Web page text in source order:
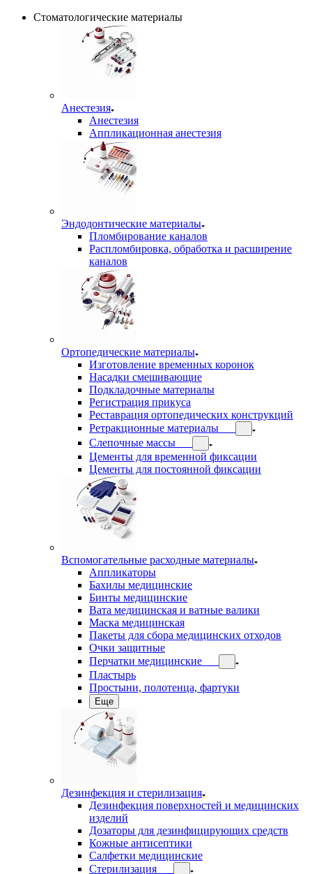
Стоматологические материалы
Анестезия
Анестезия
Аппликационная анестезия
Эндодонтические материалы
Пломбирование каналов
Распломбировка, обработка и расширение
каналов
Ортопедические материалы
Изготовление временных коронок
Насадки смешивающие
Подкладочные материалы
Регистрация прикуса
Реставрация ортопедических конструкций
Ретракционные материалы
Слепочные массы
Цементы для временной фиксации
Цементы для постоянной фиксации
Вспомогательные расходные материалы
Аппликаторы
Бахилы медицинские
Бинты медицинские
Вата медицинская и ватные валики
Маска медицинская
Пакеты для сбора медицинских отходов
Очки защитные
Перчатки медицинские
Пластырь
Простыни, полотенца, фартуки
Еще
Дезинфекция и стерилизация
Дезинфекция поверхностей и медицинских
изделий
Дозаторы для дезинфицирующих средств
Кожные антисептики
Салфетки медицинские
Стерилизация